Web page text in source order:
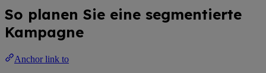
So planen Sie eine segmentierte
Kampagne
Anchor link to